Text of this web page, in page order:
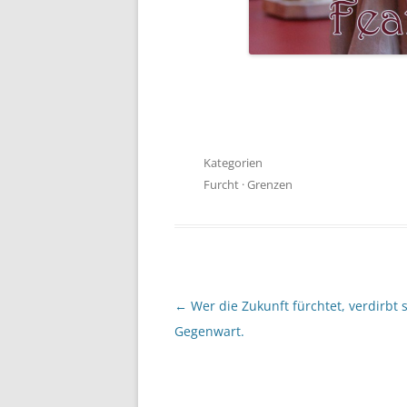
Kategorien
Furcht ·Grenzen
Beitragsnavigation
← Wer die Zukunft fürchtet, verdirbt
Gegenwart.